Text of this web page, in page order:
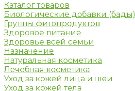
Каталог товаров
Биологические добавки (бады)
Группы фитопродуктов
Здоровое питание
Здоровье всей семьи
Назначение
Натуральная косметика
Лечебная косметика
Уход за кожей лица и шеи
Уход за кожей тела